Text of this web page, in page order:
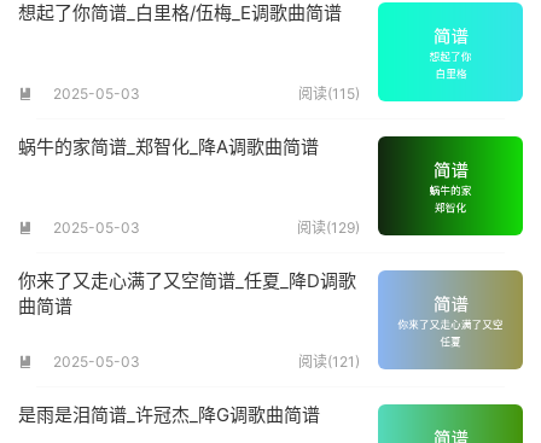
想起了你简谱_白里格/伍梅_E调歌曲简谱
 2025-05-03 阅读(115)
蜗牛的家简谱_郑智化_降A调歌曲简谱
 2025-05-03 阅读(129)
你来了又走心满了又空简谱_任夏_降D调歌
曲简谱
 2025-05-03 阅读(121)
是雨是泪简谱_许冠杰_降G调歌曲简谱